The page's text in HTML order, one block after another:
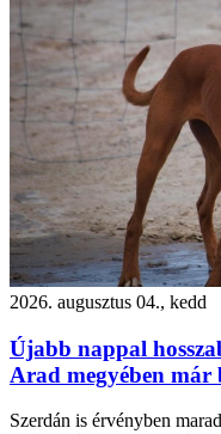
2026. augusztus 04., kedd
Újabb nappal
Arad megyében már
Szerdán is érvényben